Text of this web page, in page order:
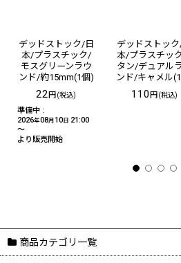
デッドストック/日
本/プラスチック/
モスグリーンラウ
ンド/約15mm(1個)
22円(税込)
準備中 :
2026年08月 10日 21:00
～
より販売開始
デッドストック
本/プラスチッ
タン/デュアル
ンド/キャメル
110円(税込)
商品カテゴリ一覧